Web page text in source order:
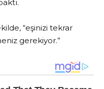
“eşinizi tekrar
gerekiyor.”